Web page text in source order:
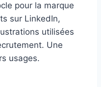
pour la marque
sur LinkedIn,
utilisées
Une
usages.